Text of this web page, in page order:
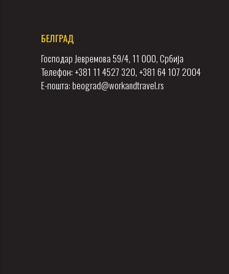
БЕЛГРАД
Господар Јевремова 59/4, 11 000, Србија
Телефон: +381 11 4527 320, +381 64 107 2004
Е-пошта: beograd@workandtravel.rs